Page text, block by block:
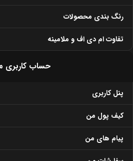
حساب کاربری
پنل کاربری
کیف پول من
پیام های من
رنگ بندی محصولات
تفاوت ام دی اف و ملامینه